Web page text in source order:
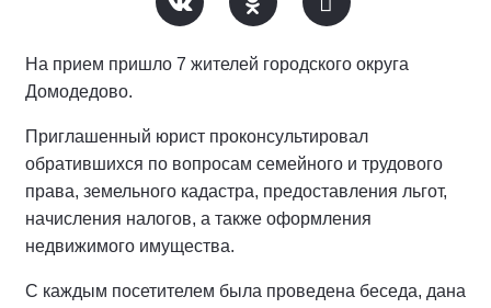
На прием пришло 7 жителей городского округа
Домодедово.
Приглашенный юрист проконсультировал
обратившихся по вопросам семейного и трудового
права, земельного кадастра, предоставления льгот,
начисления налогов, а также оформления
недвижимого имущества.
С каждым посетителем была проведена беседа, дана